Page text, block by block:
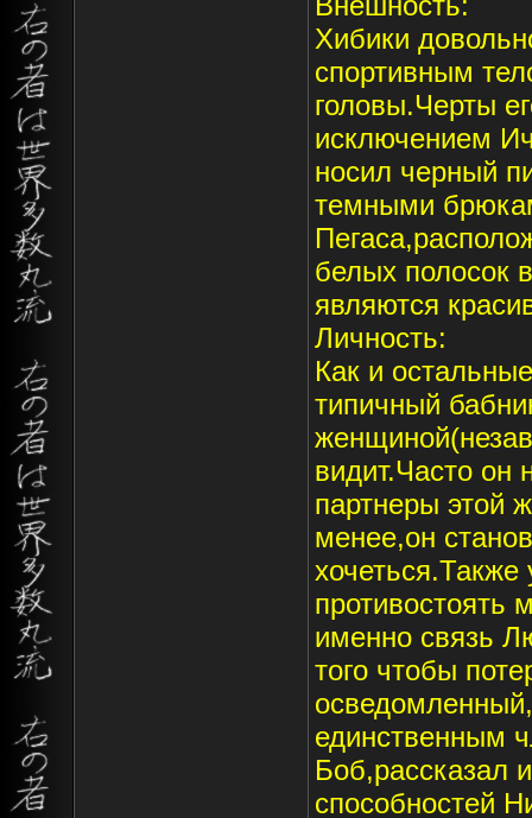
Хибики
спортивным
головы.Черты
исключением
носил черный
темными
белых полосок
являются
Личность:
Как и
типичный
видит.Часто он
партнеры этой
менее,он
противостоять
именно связь
того чтобы
единственным
Боб,рассказал
способностей